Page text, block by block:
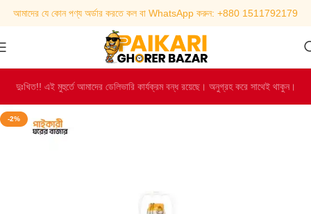
আমাদের যে কোন পণ্য অর্ডার করতে কল বা WhatsApp করুন: +880 1511792179
দুঃখিত!! এই মুহুর্তে আমাদের ডেলিভারি কার্যক্রম বন্ধ রয়েছে। অনুগ্রহ করে সাথেই থাকুন।
-2%